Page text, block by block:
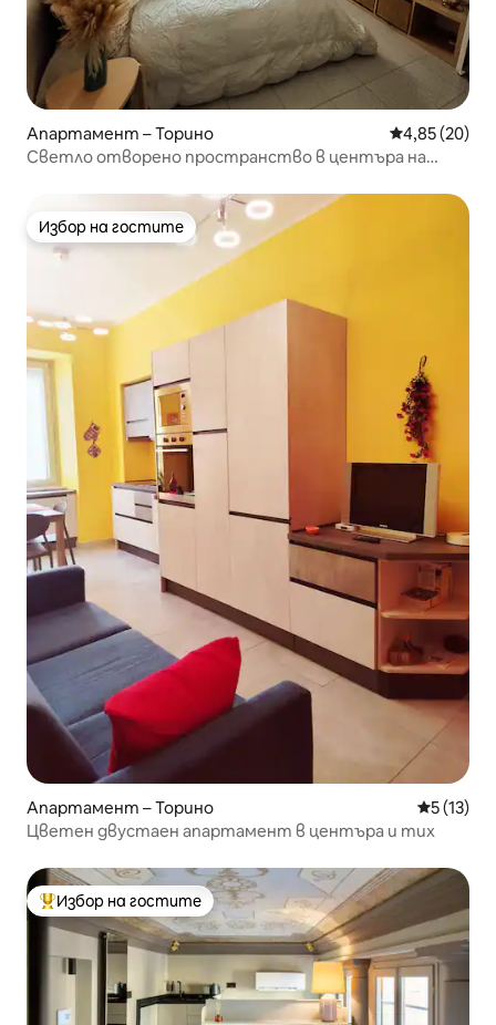
Апартамент – Торино Средна
4,85 (20)
Светло отворено пространство в центъра на
Избор на гостите
Избор на гостите
Апартамент – Торино Средна
5 (13)
Цветен двустаен апартамент в центъра и тих
Най-популярен избор на гостите
Избор на гостите